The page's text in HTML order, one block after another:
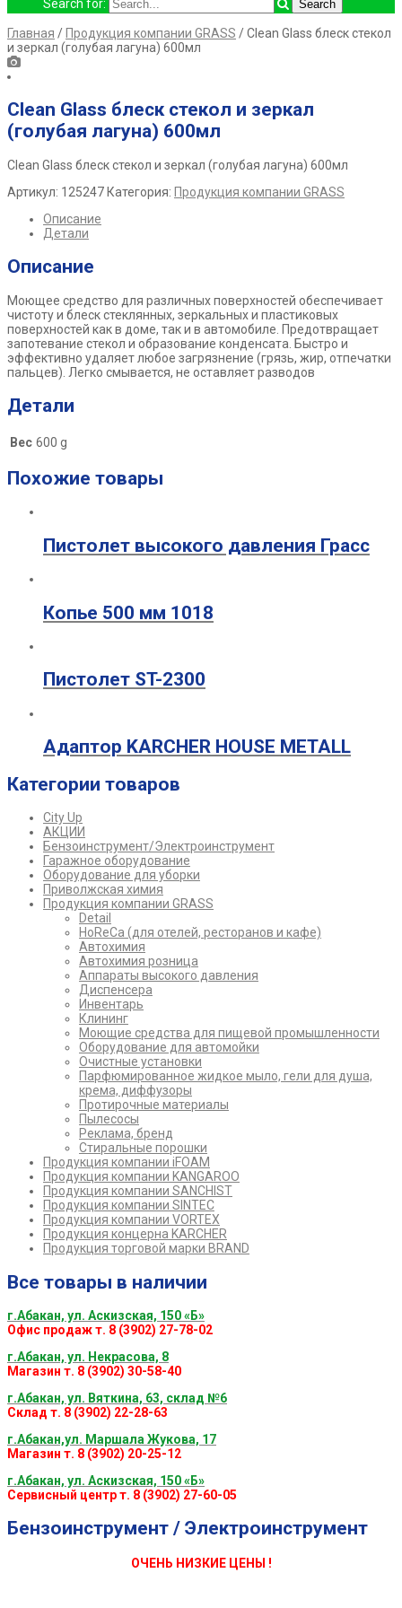
Search for:
Главная / Продукция компании GRASS / Clean Glass блеск стекол
и зеркал (голубая лагуна) 600мл
Clean Glass блеск стекол и зеркал
(голубая лагуна) 600мл
Clean Glass блеск стекол и зеркал (голубая лагуна) 600мл
Артикул: 125247 Категория: Продукция компании GRASS
Описание
Детали
Описание
Моющее средство для различных поверхностей обеспечивает
чистоту и блеск стеклянных, зеркальных и пластиковых
поверхностей как в доме, так и в автомобиле. Предотвращает
запотевание стекол и образование конденсата. Быстро и
эффективно удаляет любое загрязнение (грязь, жир, отпечатки
пальцев). Легко смывается, не оставляет разводов
Детали
Вес 600 g
Похожие товары
Пистолет высокого давления Грасс
Копье 500 мм 1018
Пистолет ST-2300
Адаптор KARCHER HOUSE METALL
Категории товаров
City Up
АКЦИИ
Бензоинструмент/Электроинструмент
Гаражное оборудование
Оборудование для уборки
Приволжская химия
Продукция компании GRASS
Detail
HoReCa (для отелей, ресторанов и кафе)
Автохимия
Автохимия розница
Аппараты высокого давления
Диспенсера
Инвентарь
Клининг
Моющие средства для пищевой промышленности
Оборудование для автомойки
Очистные установки
Парфюмированное жидкое мыло, гели для душа,
крема, диффузоры
Протирочные материалы
Пылесосы
Реклама, бренд
Стиральные порошки
Продукция компании iFOAM
Продукция компании KANGAROO
Продукция компании SANCHIST
Продукция компании SINTEC
Продукция компании VORTEX
Продукция концерна KARCHER
Продукция торговой марки BRAND
Все товары в наличии
г.Абакан, ул. Аскизская, 150 «Б»
Офис продаж т. 8 (3902) 27-78-02
г.Абакан, ул. Некрасова, 8
Магазин т. 8 (3902) 30-58-40
г.Абакан, ул. Вяткина, 63, склад №6
Склад т. 8 (3902) 22-28-63
г.Абакан,ул. Маршала Жукова, 17
Магазин т. 8 (3902) 20-25-12
г.Абакан, ул. Аскизская, 150 «Б»
Сервисный центр т. 8 (3902) 27-60-05
Бензоинструмент / Электроинструмент
ОЧЕНЬ НИЗКИЕ ЦЕНЫ !